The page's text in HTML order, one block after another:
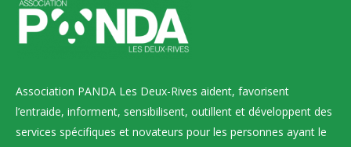
Association PANDA Les Deux-Rives aident, favorisent
l’entraide, informent, sensibilisent, outillent et développent des
services spécifiques et novateurs pour les personnes ayant le